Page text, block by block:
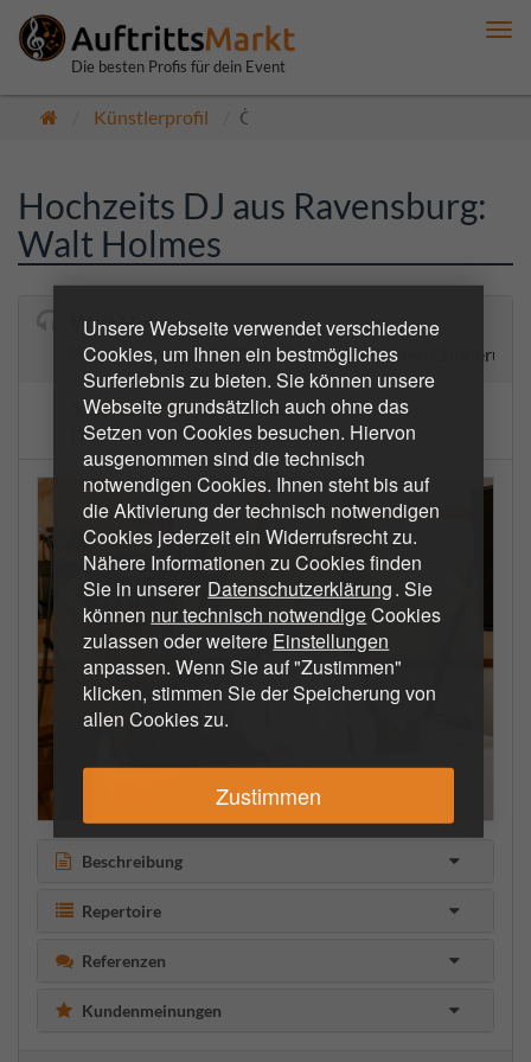
Unsere Webseite verwendet verschiedene
Cookies, um Ihnen ein bestmögliches
Surferlebnis zu bieten. Sie können unsere
Webseite grundsätzlich auch ohne das
Setzen von Cookies besuchen. Hiervon
ausgenommen sind die technisch
notwendigen Cookies. Ihnen steht bis auf
die Aktivierung der technisch notwendigen
Cookies jederzeit ein Widerrufsrecht zu.
Nähere Informationen zu Cookies finden
Sie in unserer Datenschutzerklärung. Sie
können nur technisch notwendigeCookies
zulassen oder weitere Einstellungen
anpassen. Wenn Sie auf "Zustimmen"
klicken, stimmen Sie der Speicherung von
allen Cookies zu.
Zustimmen
Die besten Profis für dein Event
Künstlerprofil Öffentlich
Hochzeits DJ aus Ravensburg:
Walt Holmes
Walt Holmes
Premium Hochzeits-DJ | Für eure schönsten
5.0
6 Bewertungen
(16 bestätigte Buchungen)
Beschreibung
Repertoire
Referenzen
Kundenmeinungen